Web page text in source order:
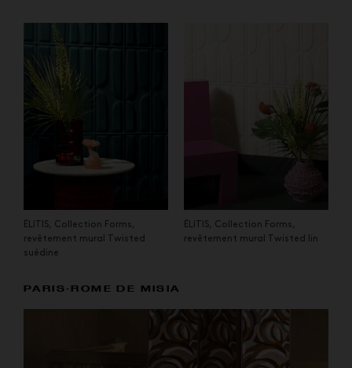
ÉLITIS, Collection Forms,
revêtement mural Twisted
suédine
ÉLITIS, Collection Forms,
revêtement mural Twisted lin
PARIS-ROME DE MISIA